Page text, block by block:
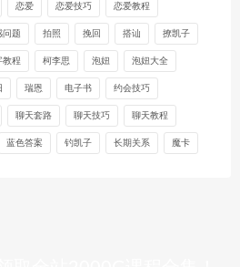
恋爱 恋爱技巧 恋爱教程
问题 拍照 挽回 搭讪 撩凯子
教程 柯李思 泡妞 泡妞大全
瑞恩 电子书 约会技巧
聊天套路 聊天技巧 聊天教程
蓝色答案 钓凯子 长期关系 魔卡